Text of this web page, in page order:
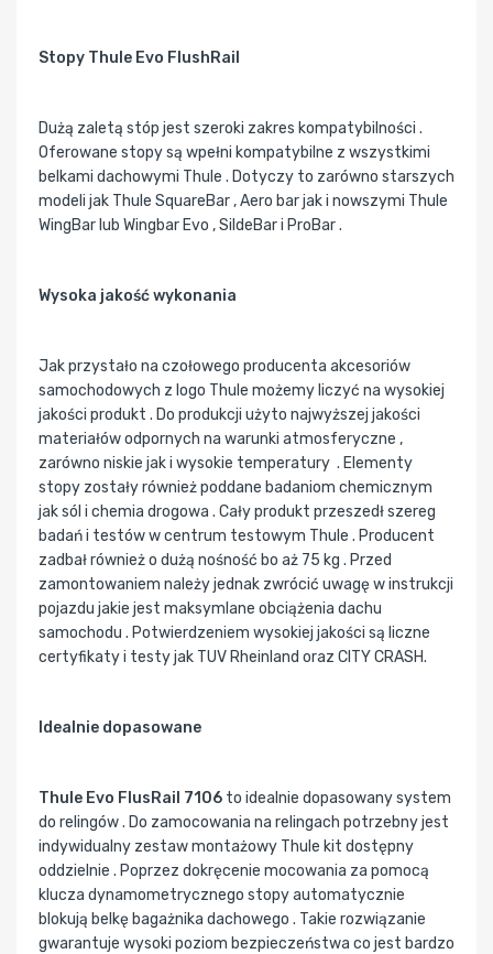
Stopy Thule Evo FlushRail
Dużą zaletą stóp jest szeroki zakres kompatybilności .
Oferowane stopy są wpełni kompatybilne z wszystkimi
belkami dachowymi Thule . Dotyczy to zarówno starszych
modeli jak Thule SquareBar , Aero bar jak i nowszymi Thule
WingBar lub Wingbar Evo , SildeBar i ProBar .
Wysoka jakość wykonania
Jak przystało na czołowego producenta akcesoriów
samochodowych z logo Thule możemy liczyć na wysokiej
jakości produkt . Do produkcji użyto najwyższej jakości
materiałów odpornych na warunki atmosferyczne ,
zarówno niskie jak i wysokie temperatury . Elementy
stopy zostały również poddane badaniom chemicznym
jak sól i chemia drogowa . Cały produkt przeszedł szereg
badań i testów w centrum testowym Thule . Producent
zadbał również o dużą nośność bo aż 75 kg . Przed
zamontowaniem należy jednak zwrócić uwagę w instrukcji
pojazdu jakie jest maksymlane obciążenia dachu
samochodu . Potwierdzeniem wysokiej jakości są liczne
certyfikaty i testy jak TUV Rheinland oraz CITY CRASH.
Idealnie dopasowane
Thule Evo FlusRail 7106 to idealnie dopasowany system
do relingów . Do zamocowania na relingach potrzebny jest
indywidualny zestaw montażowy Thule kit dostępny
oddzielnie . Poprzez dokręcenie mocowania za pomocą
klucza dynamometrycznego stopy automatycznie
blokują belkę bagażnika dachowego . Takie rozwiązanie
gwarantuje wysoki poziom bezpieczeństwa co jest bardzo